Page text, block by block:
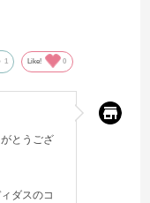
1 Like! 0
とうござ
ダスのコ